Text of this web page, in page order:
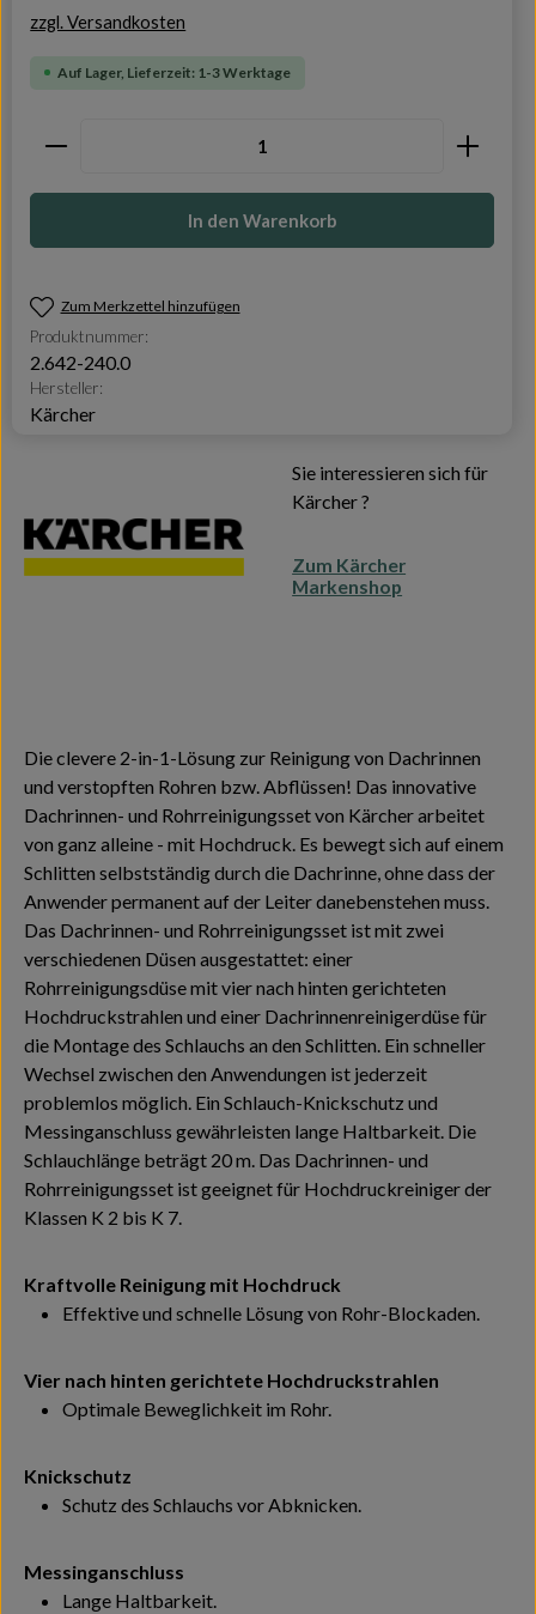
zzgl. Versandkosten
Auf Lager, Lieferzeit: 1-3 Werktage
Produkt Anzahl: Gib den gewünschten Wert ein
In den Warenkorb
Zum Merkzettel hinzufügen
Produktnummer:
2.642-240.0
Hersteller:
Kärcher
Sie interessieren sich für
Kärcher ?
Zum Kärcher
Markenshop
Die clevere 2-in-1-Lösung zur Reinigung von Dachrinnen
und verstopften Rohren bzw. Abflüssen! Das innovative
Dachrinnen- und Rohrreinigungsset von Kärcher arbeitet
von ganz alleine - mit Hochdruck. Es bewegt sich auf einem
Schlitten selbstständig durch die Dachrinne, ohne dass der
Anwender permanent auf der Leiter danebenstehen muss.
Das Dachrinnen- und Rohrreinigungsset ist mit zwei
verschiedenen Düsen ausgestattet: einer
Rohrreinigungsdüse mit vier nach hinten gerichteten
Hochdruckstrahlen und einer Dachrinnenreinigerdüse für
die Montage des Schlauchs an den Schlitten. Ein schneller
Wechsel zwischen den Anwendungen ist jederzeit
problemlos möglich. Ein Schlauch-Knickschutz und
Messinganschluss gewährleisten lange Haltbarkeit. Die
Schlauchlänge beträgt 20 m. Das Dachrinnen- und
Rohrreinigungsset ist geeignet für Hochdruckreiniger der
Klassen K 2 bis K 7.
Kraftvolle Reinigung mit Hochdruck
Effektive und schnelle Lösung von Rohr-Blockaden.
Vier nach hinten gerichtete Hochdruckstrahlen
Optimale Beweglichkeit im Rohr.
Knickschutz
Schutz des Schlauchs vor Abknicken.
Messinganschluss
Lange Haltbarkeit.